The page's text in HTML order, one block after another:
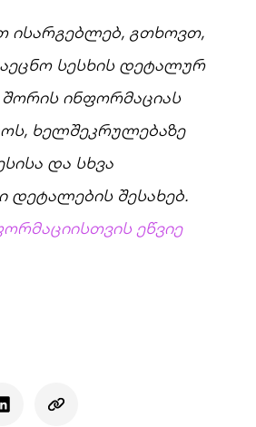
ისარგებლებ, გთხოვთ,
სესხის დეტალურ
ინფორმაციას
ხელშეკრულებაზე
და სხვა
დეტალების შესახებ.
ეწვიე